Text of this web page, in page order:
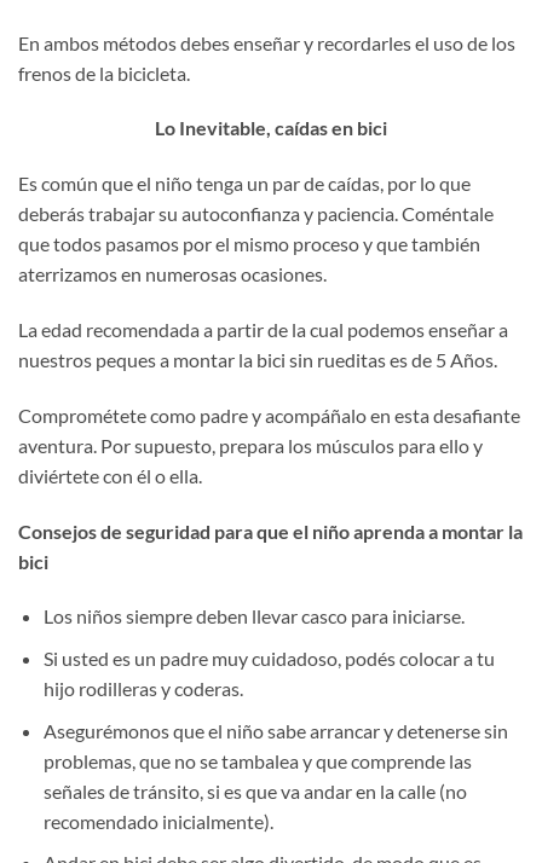
En ambos métodos debes enseñar y recordarles el uso de los
frenos de la bicicleta.
Lo Inevitable, caídas en bici
Es común que el niño tenga un par de caídas, por lo que
deberás trabajar su autoconfianza y paciencia. Coméntale
que todos pasamos por el mismo proceso y que también
aterrizamos en numerosas ocasiones.
La edad recomendada a partir de la cual podemos enseñar a
nuestros peques a montar la bici sin rueditas es de 5 Años.
Comprométete como padre y acompáñalo en esta desafiante
aventura. Por supuesto, prepara los músculos para ello y
diviértete con él o ella.
Consejos de seguridad para que el niño aprenda a montar la
bici
Los niños siempre deben llevar casco para iniciarse.
Si usted es un padre muy cuidadoso, podés colocar a tu
hijo rodilleras y coderas.
Asegurémonos que el niño sabe arrancar y detenerse sin
problemas, que no se tambalea y que comprende las
señales de tránsito, si es que va andar en la calle (no
recomendado inicialmente).